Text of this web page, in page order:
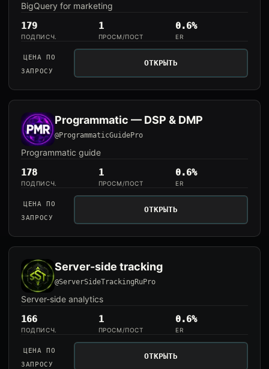
BigQuery for marketing
179
ПОДПИСЧ.
1
ПРОСМ/ПОСТ
0.6%
ER
ЦЕНА ПО
ЗАПРОСУ
ОТКРЫТЬ
Programmatic — DSP & DMP
@ProgrammaticGuidePro
Programmatic guide
178
ПОДПИСЧ.
1
ПРОСМ/ПОСТ
0.6%
ER
ЦЕНА ПО
ЗАПРОСУ
ОТКРЫТЬ
Server-side tracking
@ServerSideTrackingRuPro
Server-side analytics
166
ПОДПИСЧ.
1
ПРОСМ/ПОСТ
0.6%
ER
ЦЕНА ПО
ЗАПРОСУ
ОТКРЫТЬ